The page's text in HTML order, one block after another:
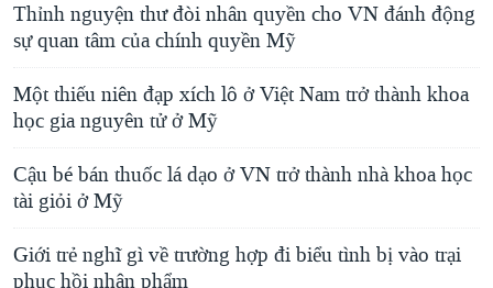
Thỉnh nguyện thư đòi nhân quyền cho VN đánh động
sự quan tâm của chính quyền Mỹ
Một thiếu niên đạp xích lô ở Việt Nam trở thành khoa
học gia nguyên tử ở Mỹ
Cậu bé bán thuốc lá dạo ở VN trở thành nhà khoa học
tài giỏi ở Mỹ
Giới trẻ nghĩ gì về trường hợp đi biểu tình bị vào trại
phục hồi nhân phẩm